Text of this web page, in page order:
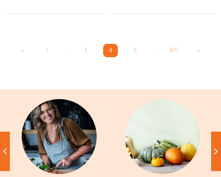
< 1 ... 3 4 5 ... 877 >